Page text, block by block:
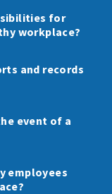
for
workplace?
and records
event of a
employees